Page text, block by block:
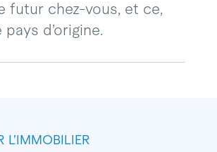
futur chez-vous, et ce,
d’origine.
L’IMMOBILIER